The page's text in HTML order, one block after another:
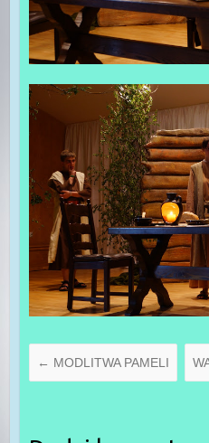
← MODLITWA PAMELI